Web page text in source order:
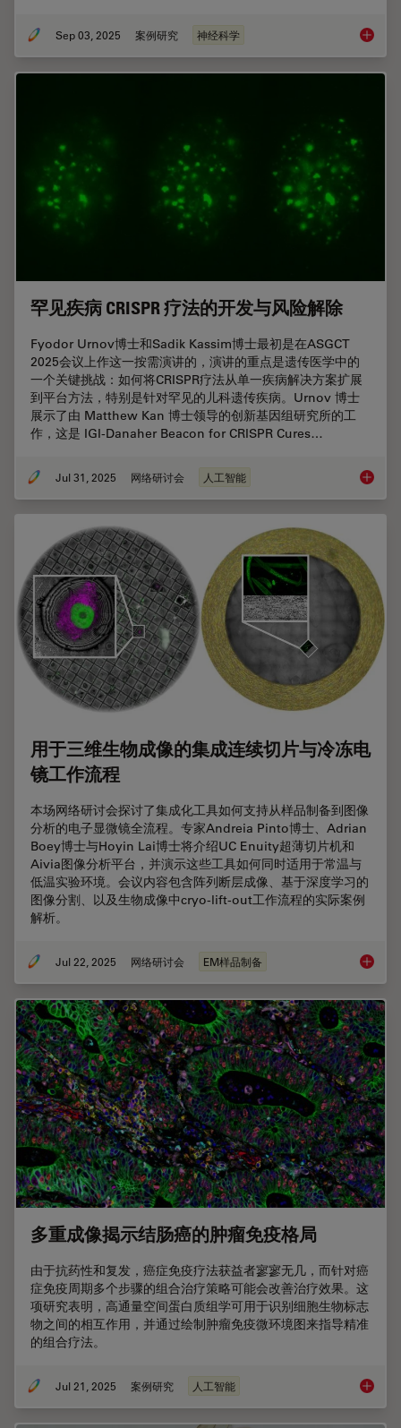
Sep 03, 2025 案例研究 神经科学 如何为
罕见疾病 CRISPR 疗法的开发与风险解除
Fyodor Urnov博士和Sadik Kassim博士最初是在ASGCT
2025会议上作这一按需演讲的，演讲的重点是遗传医学中的
一个关键挑战：如何将CRISPR疗法从单一疾病解决方案扩展
到平台方法，特别是针对罕见的儿科遗传疾病。Urnov 博士
展示了由 Matthew Kan 博士领导的创新基因组研究所的工
作，这是 IGI-Danaher Beacon for CRISPR Cures…
Jul 31, 2025 网络研讨会 人工智能 罕见疾
用于三维生物成像的集成连续切片与冷冻电
镜工作流程
本场网络研讨会探讨了集成化工具如何支持从样品制备到图像
分析的电子显微镜全流程。专家Andreia Pinto博士、Adrian
Boey博士与Hoyin Lai博士将介绍UC Enuity超薄切片机和
Aivia图像分析平台，并演示这些工具如何同时适用于常温与
低温实验环境。会议内容包含阵列断层成像、基于深度学习的
图像分割、以及生物成像中cryo-lift-out工作流程的实际案例
解析。
Jul 22, 2025 网络研讨会 EM样品制备 用于三
多重成像揭示结肠癌的肿瘤免疫格局
由于抗药性和复发，癌症免疫疗法获益者寥寥无几，而针对癌
症免疫周期多个步骤的组合治疗策略可能会改善治疗效果。这
项研究表明，高通量空间蛋白质组学可用于识别细胞生物标志
物之间的相互作用，并通过绘制肿瘤免疫微环境图来指导精准
的组合疗法。
Jul 21, 2025 案例研究 人工智能 多重成